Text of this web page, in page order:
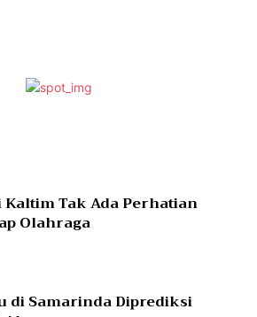
Tak Ada Perhatian
Olahraga
di Samarinda Diprediksi